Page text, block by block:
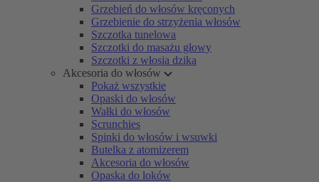
Grzebień do włosów kręconych
Grzebienie do strzyżenia włosów
Szczotka tunelowa
Szczotki do masażu głowy
Szczotki z włosia dzika
Akcesoria do włosów
Pokaż wszystkie
Opaski do włosów
Wałki do włosów
Scrunchies
Spinki do włosów i wsuwki
Butelka z atomizerem
Akcesoria do włosów
Opaska do loków